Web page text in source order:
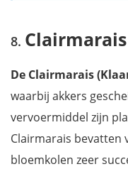
Clairmarais
De Clairmarais
waarbij akkers
vervoermiddel zijn
Clairmarais bevatten
bloemkolen zeer